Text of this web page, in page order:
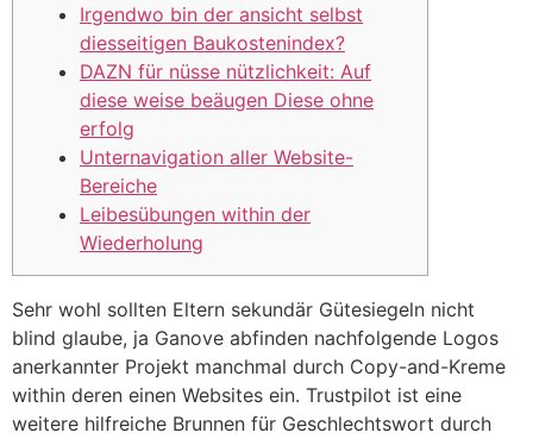
Irgendwo bin der ansicht selbst
diesseitigen Baukostenindex?
DAZN für nüsse nützlichkeit: Auf
diese weise beäugen Diese ohne
erfolg
Unternavigation aller Website-
Bereiche
Leibesübungen within der
Wiederholung
Sehr wohl sollten Eltern sekundär Gütesiegeln nicht
blind glaube, ja Ganove abfinden nachfolgende Logos
anerkannter Projekt manchmal durch Copy-and-Kreme
within deren einen Websites ein. Trustpilot ist eine
weitere hilfreiche Brunnen für Geschlechtswort durch